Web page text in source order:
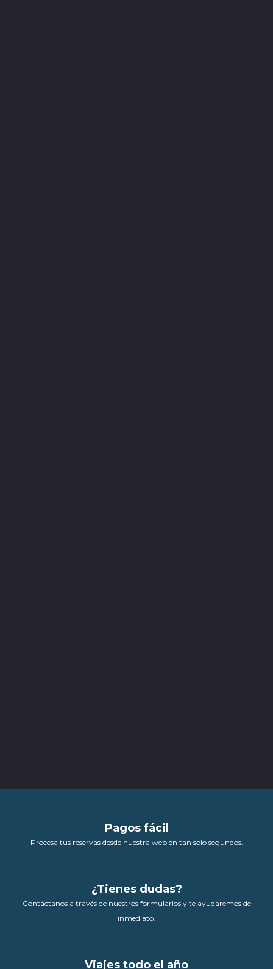
Pagos fácil
Procesa tus reservas desde nuestra web en tan solo segundos.
¿Tienes dudas?
Contáctanos a través de nuestros formularios y te ayudaremos de
inmediato.
Viajes todo el año